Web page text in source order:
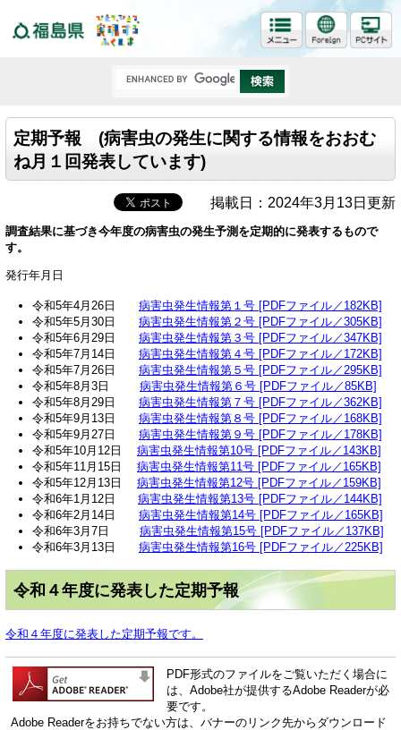
定期予報 (病害虫の発生に関する情報をおおむ
ね月１回発表しています)
掲載日：2024年3月13日更新
調査結果に基づき今年度の病害虫の発生予測を定期的に発表するもので
す。
発行年月日
令和5年4月26日 病害虫発生情報第１号 [PDFファイル／182KB]
令和5年5月30日 病害虫発生情報第２号 [PDFファイル／305KB]
令和5年6月29日 病害虫発生情報第３号 [PDFファイル／347KB]
令和5年7月14日 病害虫発生情報第４号 [PDFファイル／172KB]
令和5年7月26日 病害虫発生情報第５号 [PDFファイル／295KB]
令和5年8月3日 病害虫発生情報第６号 [PDFファイル／85KB]
令和5年8月29日 病害虫発生情報第７号 [PDFファイル／362KB]
令和5年9月13日 病害虫発生情報第８号 [PDFファイル／168KB]
令和5年9月27日 病害虫発生情報第９号 [PDFファイル／178KB]
令和5年10月12日 病害虫発生情報第10号 [PDFファイル／143KB]
令和5年11月15日 病害虫発生情報第11号 [PDFファイル／165KB]
令和5年12月13日 病害虫発生情報第12号 [PDFファイル／159KB]
令和6年1月12日 病害虫発生情報第13号 [PDFファイル／144KB]
令和6年2月14日 病害虫発生情報第14号 [PDFファイル／165KB]
令和6年3月7日 病害虫発生情報第15号 [PDFファイル／137KB]
令和6年3月13日 病害虫発生情報第16号 [PDFファイル／225KB]
令和４年度に発表した定期予報
令和４年度に発表した定期予報です。
PDF形式のファイルをご覧いただく場合に
は、Adobe社が提供するAdobe Readerが必
要です。
Adobe Readerをお持ちでない方は、バナーのリンク先からダウンロード